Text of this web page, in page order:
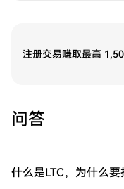
注册交易赚取最高
问答
什么是LTC，为什么要